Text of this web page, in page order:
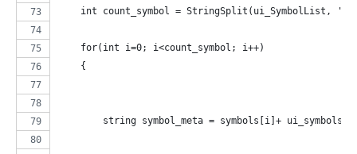
int count_symbol = StringSplit(ui_SymbolList,
    for(int i=0; i<count_symbol; i++)
    {
string symbol_meta = symbols[i]+